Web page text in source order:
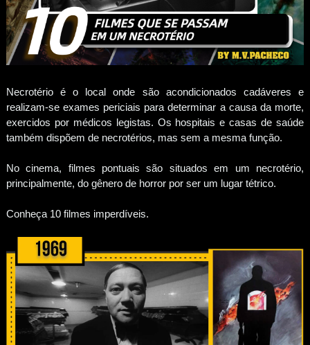
Necrotério é o local onde são acondicionados cadáveres e
realizam-se exames periciais para determinar a causa da morte,
exercidos por médicos legistas. Os hospitais e casas de saúde
também dispõem de necrotérios, mas sem a mesma função.
No cinema, filmes pontuais são situados em um necrotério,
principalmente, do gênero de horror por ser um lugar tétrico.
Conheça 10 filmes imperdíveis.